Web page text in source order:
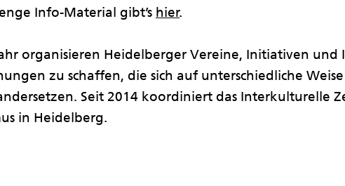
Info-Material gibt’s hier.
organisieren Heidelberger Vereine, Initiativen und
zu schaffen, die sich auf unterschiedliche
Seit 2014 koordiniert das Interkulturelle
in Heidelberg.